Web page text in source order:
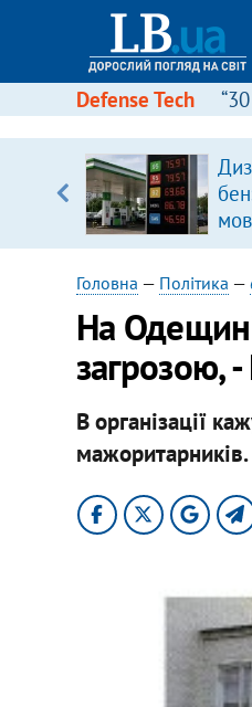
Defense Tech
Головна — Політика —
На
загрозою,
В організації
мажоритарників.